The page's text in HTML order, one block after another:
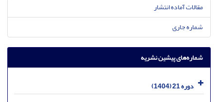
مقالات آماده انتشار
شماره جاری
شماره‌های پیشین نشریه
دوره 21 (1404)